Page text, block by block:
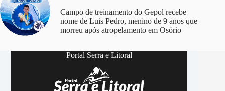
Campo de treinamento do Gepol recebe
nome de Luis Pedro, menino de 9 anos que
morreu após atropelamento em Osório
Portal Serra e Litoral